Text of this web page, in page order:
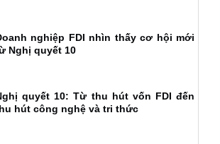
nghiệp FDI nhìn thấy cơ hội mới
Nghị quyết 10
quyết 10: Từ thu hút vốn FDI đến
hút công nghệ và tri thức